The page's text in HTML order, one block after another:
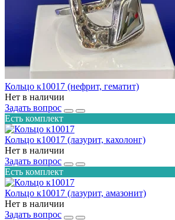
Кольцо к10017 (нефрит, гематит)
Нет в наличии
Задать вопрос
Есть комплект
Кольцо к10017 (лазурит, кахолонг)
Нет в наличии
Задать вопрос
Есть комплект
Кольцо к10017 (лазурит, амазонит)
Нет в наличии
Задать вопрос